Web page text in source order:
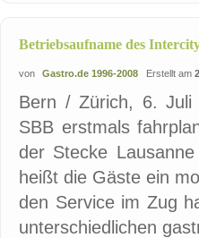
Betriebsaufname des
von Gastro.de 1996-2008 Erstellt am
Bern / Zürich, 6. Juli
SBB erstmals
der Stecke
heißt die Gäste ein
den Service im Zug
unterschiedlichen